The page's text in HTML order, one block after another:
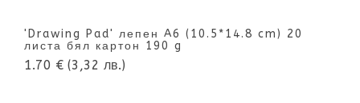
'Drawing Pad' лепен A6 (10.5*14.8 cm) 20
листа бял картон 190 g
1.70 € (3,32 лв.)